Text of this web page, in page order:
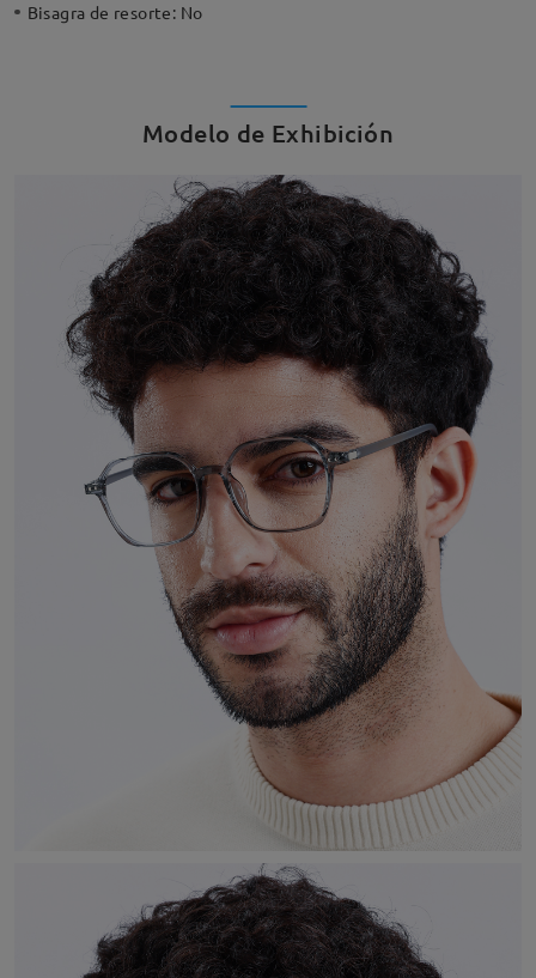
Bisagra de resorte: No
Modelo de Exhibición